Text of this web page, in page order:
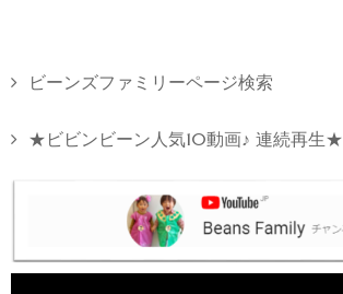
ビーンズファミリーページ検索
★ビビンビーン人気10動画♪ 連続再生★